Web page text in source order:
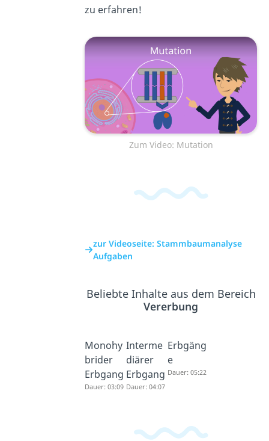
zu erfahren!
Zum Video: Mutation
zur Videoseite: Stammbaumanalyse
Aufgaben
Beliebte Inhalte aus dem Bereich
Vererbung
Monohy
brider
Erbgang
Dauer: 03:09
Interme
diärer
Erbgang
Dauer: 04:07
Erbgäng
e
Dauer: 05:22